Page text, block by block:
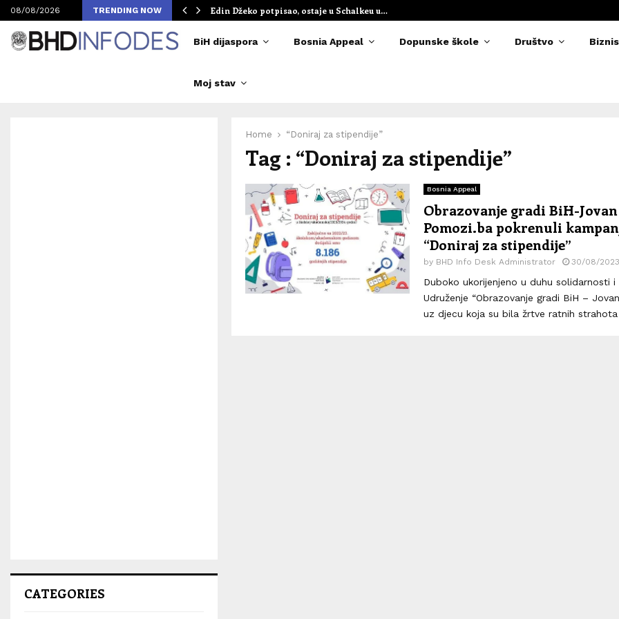
08/08/2026 TRENDING NOW
Merlinovih koncerata Edin Džeko potpisao, ostaje u Schalkeu u…
BiH dijaspora Bosnia Appeal Dopunske škole Društvo Biznis
Moj stav
Home “Doniraj za stipendije”
Tag : “Doniraj za stipendije”
Bosnia Appeal
Obrazovanje gradi BiH-
Pomozi.ba pokrenuli
“Doniraj za stipendije”
by BHD Info Desk Administrator 30/08/2023
Duboko ukorijenjeno u duhu solidarnosti i
Udruženje “Obrazovanje gradi BiH –
uz djecu koja su bila žrtve ratnih strahota
CATEGORIES